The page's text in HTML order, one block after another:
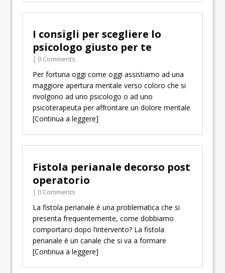
I consigli per scegliere lo
psicologo giusto per te
| 0 Comments
Per fortuna oggi come oggi assistiamo ad una
maggiore apertura mentale verso coloro che si
rivolgono ad uno psicologo o ad uno
psicoterapeuta per affrontare un dolore mentale
[Continua a leggere]
Fistola perianale decorso post
operatorio
| 0 Comments
La fistola perianale è una problematica che si
presenta frequentemente, come dobbiamo
comportarci dopo l’intervento? La fistola
perianale è un canale che si va a formare
[Continua a leggere]